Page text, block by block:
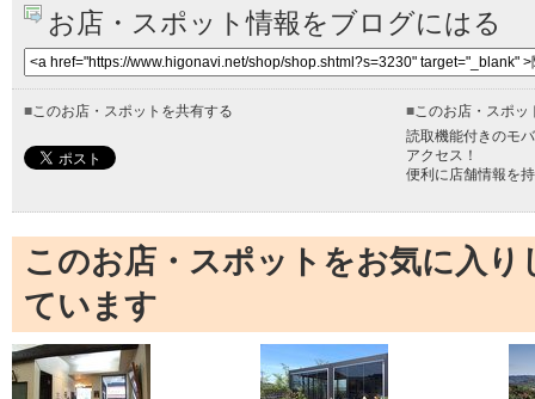
お店・スポット情報をブログにはる
■このお店・スポットを共有する ■このお店・スポッ
読取機能付きのモ
アクセス！
便利に店舗情報を
このお店・スポットをお気に入
ています